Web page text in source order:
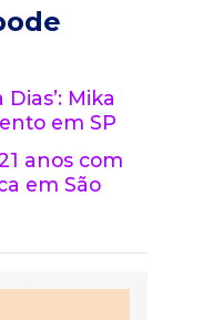
Mika
em SP
anos com
em São